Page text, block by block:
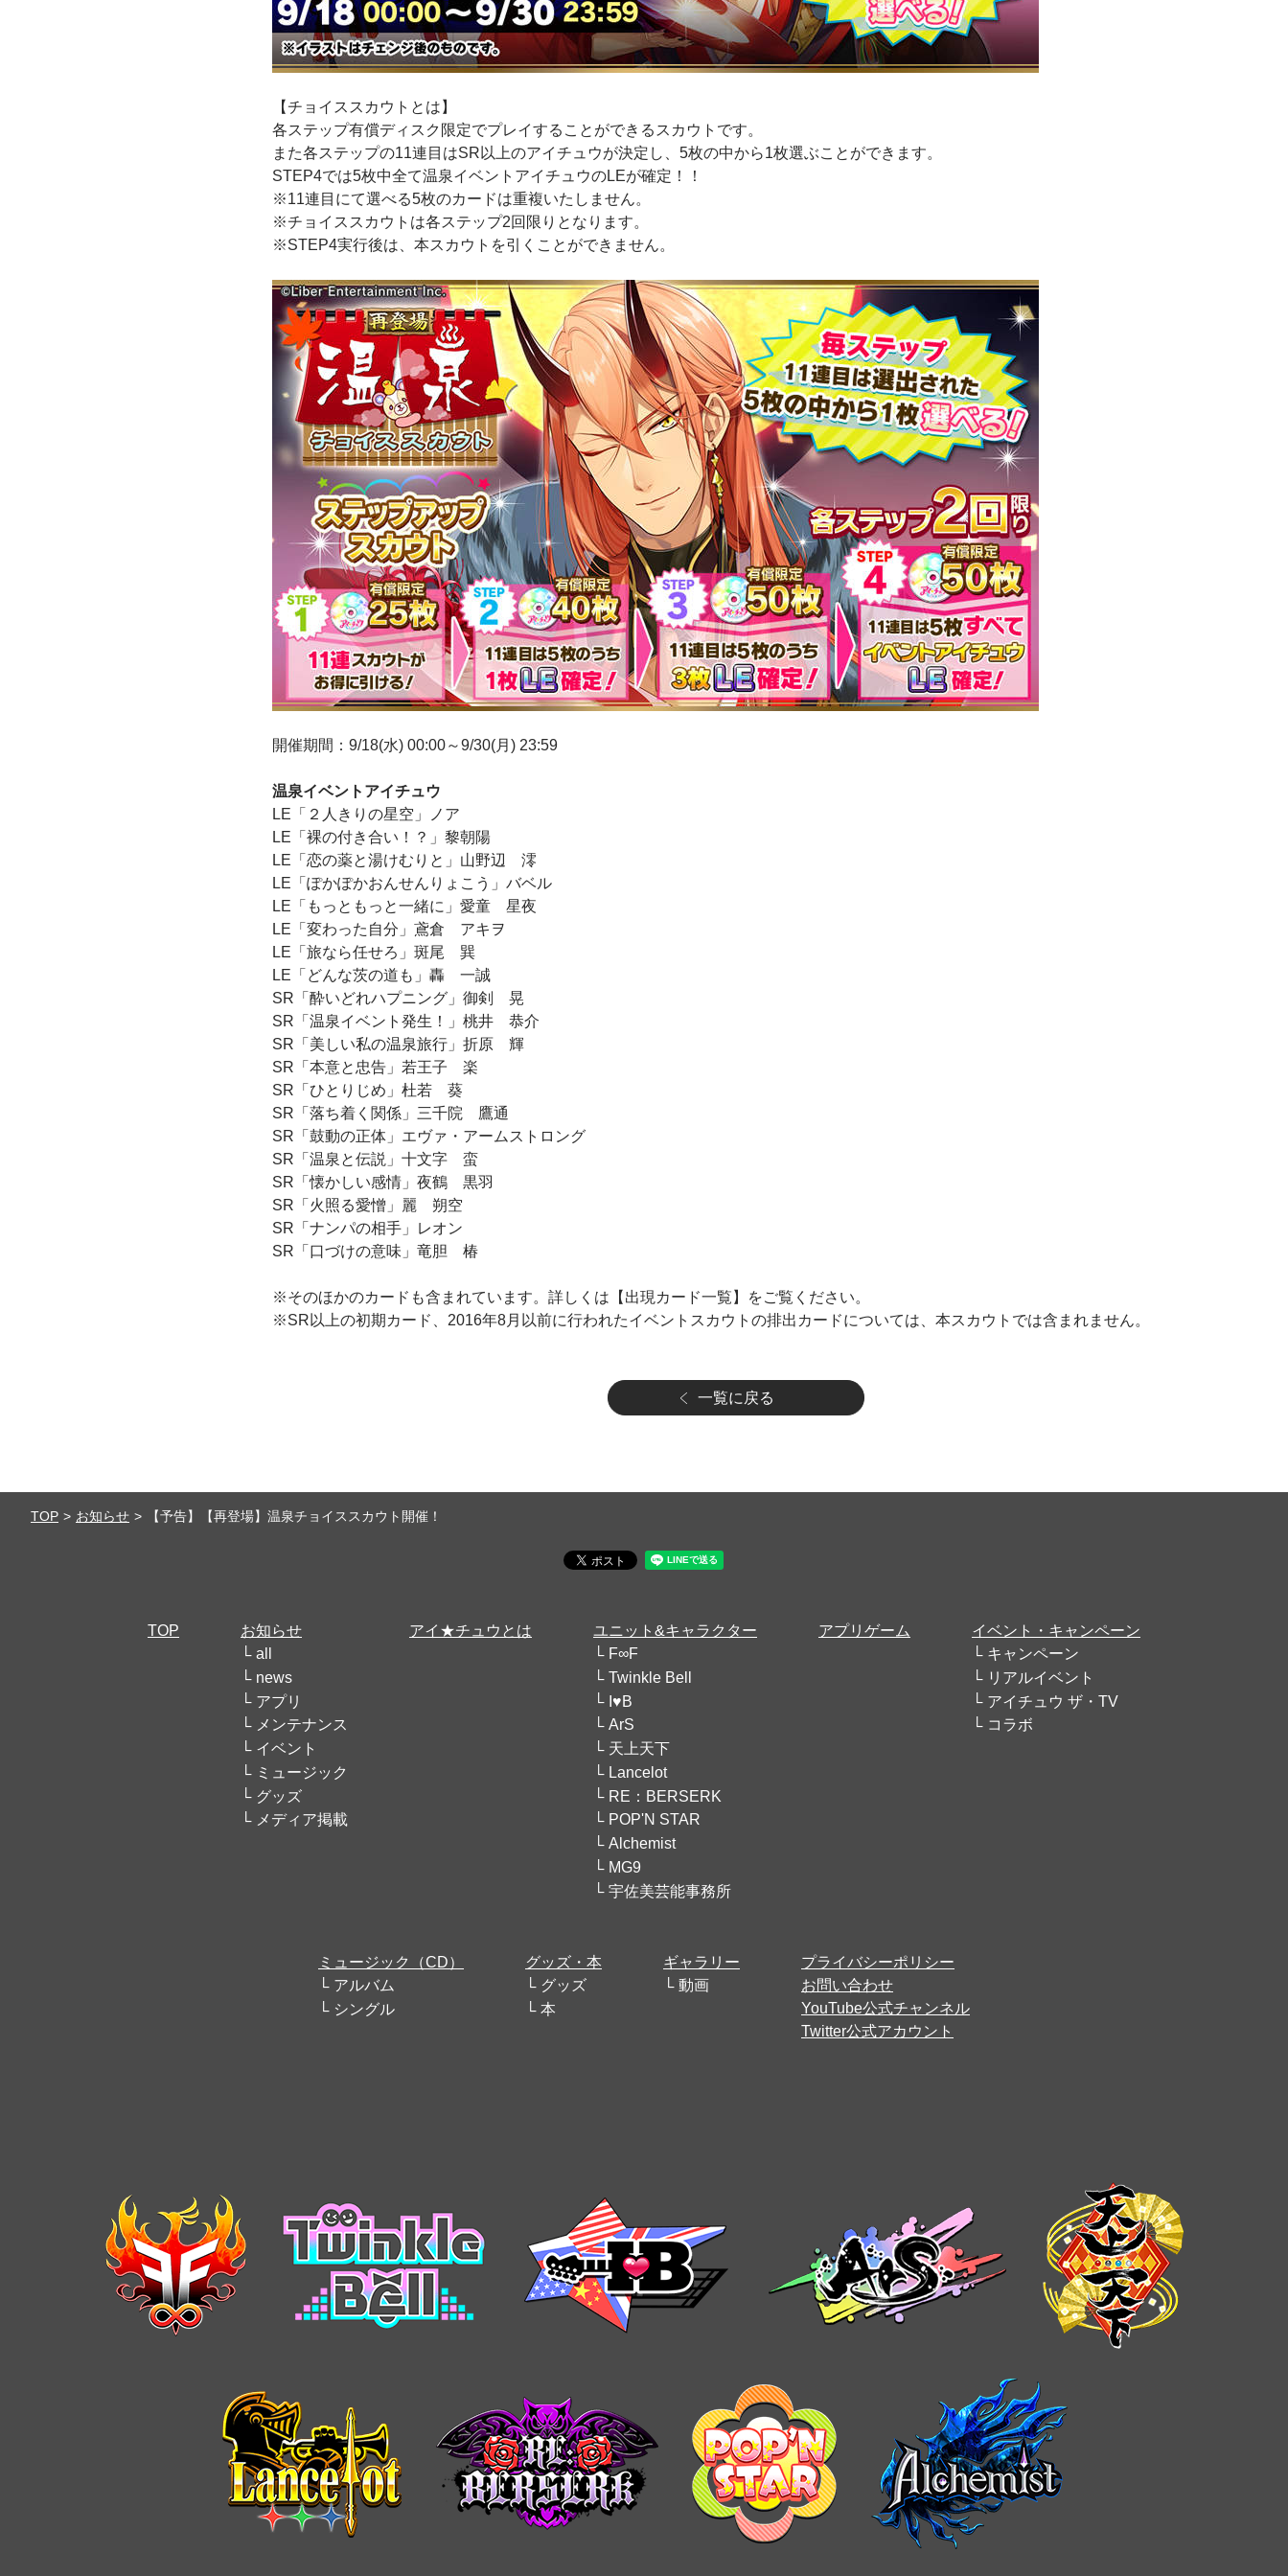
【チョイススカウトとは】
各ステップ有償ディスク限定でプレイすることができるスカウトです。
また各ステップの11連目はSR以上のアイチュウが決定し、5枚の中から1枚選ぶことができます。
STEP4では5枚中全て温泉イベントアイチュウのLEが確定！！
※11連目にて選べる5枚のカードは重複いたしません。
※チョイススカウトは各ステップ2回限りとなります。
※STEP4実行後は、本スカウトを引くことができません。
開催期間：9/18(水) 00:00～9/30(月) 23:59
温泉イベントアイチュウ
LE「２人きりの星空」ノア
LE「裸の付き合い！？」黎朝陽
LE「恋の薬と湯けむりと」山野辺 澪
LE「ぽかぽかおんせんりょこう」バベル
LE「もっともっと一緒に」愛童 星夜
LE「変わった自分」鳶倉 アキヲ
LE「旅なら任せろ」斑尾 巽
LE「どんな茨の道も」轟 一誠
SR「酔いどれハプニング」御剣 晃
SR「温泉イベント発生！」桃井 恭介
SR「美しい私の温泉旅行」折原 輝
SR「本意と忠告」若王子 楽
SR「ひとりじめ」杜若 葵
SR「落ち着く関係」三千院 鷹通
SR「鼓動の正体」エヴァ・アームストロング
SR「温泉と伝説」十文字 蛮
SR「懐かしい感情」夜鶴 黒羽
SR「火照る愛憎」麗 朔空
SR「ナンパの相手」レオン
SR「口づけの意味」竜胆 椿
※そのほかのカードも含まれています。詳しくは【出現カード一覧】をご覧ください。
※SR以上の初期カード、2016年8月以前に行われたイベントスカウトの排出カードについては、本スカウトでは含まれません。
一覧に戻る
TOP お知らせ 【予告】【再登場】温泉チョイススカウト開催！
TOP
お知らせ
all
news
アプリ
メンテナンス
イベント
ミュージック
グッズ
メディア掲載
アイ★チュウとは
ユニット&キャラクター
F∞F
Twinkle Bell
I♥B
ArS
天上天下
Lancelot
RE：BERSERK
POP'N STAR
Alchemist
MG9
宇佐美芸能事務所
アプリゲーム
イベント・キャンペーン
キャンペーン
リアルイベント
アイチュウ ザ・TV
コラボ
ミュージック（CD）
アルバム
シングル
グッズ・本
グッズ
本
ギャラリー
動画
プライバシーポリシー
お問い合わせ
YouTube公式チャンネル
Twitter公式アカウント